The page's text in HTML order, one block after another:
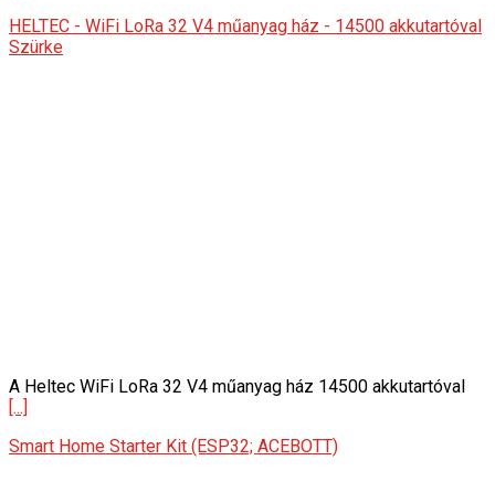
HELTEC - WiFi LoRa 32 V4 műanyag ház - 14500 akkutartóval
Szürke
A Heltec WiFi LoRa 32 V4 műanyag ház 14500 akkutartóval
[...]
Smart Home Starter Kit (ESP32; ACEBOTT)